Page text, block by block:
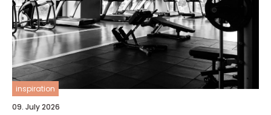
inspiration
09. July 2026